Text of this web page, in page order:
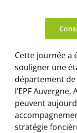
Cette journée a
souligner une
département de
l’EPF
peuvent
stratégie